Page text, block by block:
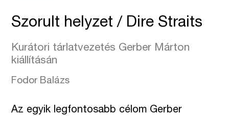
Szorult helyzet / Dire Straits
Kurátori tárlatvezetés Gerber Márton
kiállításán
Fodor Balázs
Az egyik legfontosabb célom Gerber